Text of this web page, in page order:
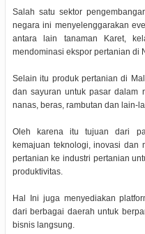
Salah satu sektor
negara ini menyelenggarakan
antara lain tanaman Karet,
mendominasi ekspor pertanian di
Selain itu produk pertanian di
dan sayuran untuk pasar dalam
nanas, beras, rambutan dan lain-
Oleh karena itu tujuan dari
kemajuan teknologi, inovasi dan
pertanian ke industri pertanian
produktivitas.
Hal Ini juga menyediakan
dari berbagai daerah untuk
bisnis langsung.